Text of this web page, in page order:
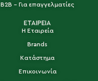
B2B - Για επαγγελματίες
ΕΤΑΙΡΕΙΑ
Η Εταιρεία
Brands
Κατάστημα
Επικοινωνία